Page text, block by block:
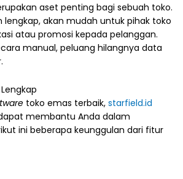
aset penting bagi sebuah toko.
lengkap, akan mudah untuk pihak toko
atau promosi kepada pelanggan.
manual, peluang hilangnya data
toko emas terbaik, starfield.id
membantu Anda dalam
ini beberapa keunggulan dari fitur